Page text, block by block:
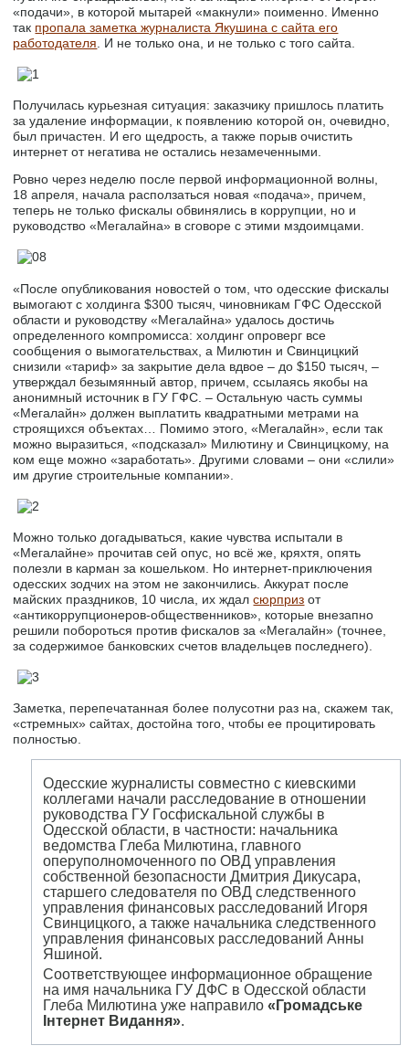
«подачи», в которой мытарей «макнули» поименно. Именно
так пропала заметка журналиста Якушина с сайта его
работодателя . И не только она, и не только с того сайта.
Получилась курьезная ситуация: заказчику пришлось платить
за удаление информации, к появлению которой он, очевидно,
был причастен. И его щедрость, а также порыв очистить
интернет от негатива не остались незамеченными.
Ровно через неделю после первой информационной волны,
18 апреля, начала расползаться новая «подача», причем,
теперь не только фискалы обвинялись в коррупции, но и
руководство «Мегалайна» в сговоре с этими мздоимцами.
«После опубликования новостей о том, что одесские фискалы
вымогают с холдинга $300 тысяч, чиновникам ГФС Одесской
области и руководству «Мегалайна» удалось достичь
определенного компромисса: холдинг опроверг все
сообщения о вымогательствах, а Милютин и Свинцицкий
снизили «тариф» за закрытие дела вдвое – до $150 тысяч, –
утверждал безымянный автор, причем, ссылаясь якобы на
анонимный источник в ГУ ГФС. – Остальную часть суммы
«Мегалайн» должен выплатить квадратными метрами на
строящихся объектах… Помимо этого, «Мегалайн», если так
можно выразиться, «подсказал» Милютину и Свинцицкому, на
ком еще можно «заработать». Другими словами – они «слили»
им другие строительные компании».
Можно только догадываться, какие чувства испытали в
«Мегалайне» прочитав сей опус, но всё же, кряхтя, опять
полезли в карман за кошельком. Но интернет-приключения
одесских зодчих на этом не закончились. Аккурат после
майских праздников, 10 числа, их ждалсюрприз от
«антикоррупционеров-общественников», которые внезапно
решили побороться против фискалов за «Мегалайн» (точнее,
за содержимое банковских счетов владельцев последнего).
Заметка, перепечатанная более полусотни раз на, скажем так,
«стремных» сайтах, достойна того, чтобы ее процитировать
полностью.
Одесские журналисты совместно с киевскими
коллегами начали расследование в отношении
руководства ГУ Госфискальной службы в
Одесской области, в частности: начальника
ведомства Глеба Милютина, главного
оперуполномоченного по ОВД управления
собственной безопасности Дмитрия Дикусара,
старшего следователя по ОВД следственного
управления финансовых расследований Игоря
Свинцицкого, а также начальника следственного
управления финансовых расследований Анны
Яшиной.
Соответствующее информационное обращение
на имя начальника ГУ ДФС в Одесской области
Глеба Милютина уже направило«Громадське
Інтернет Видання».